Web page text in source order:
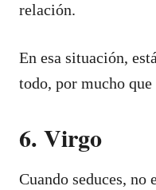
relación.
En esa situación,
todo, por mucho
6. Virgo
Cuando seduces, no